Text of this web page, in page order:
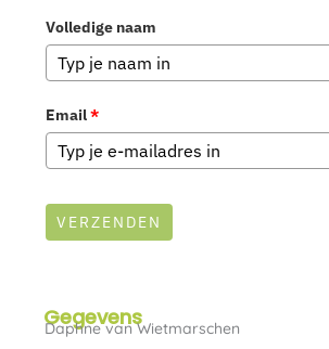
Gegevens
Daphne van Wietmarschen
Volledige naam
Email*
VERZENDEN